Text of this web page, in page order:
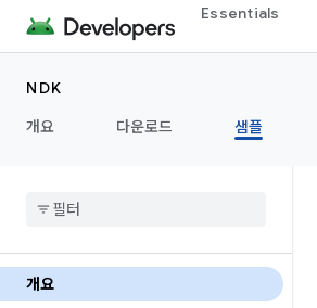
Essentials
NDK
개요
다운로드 샘플
개요